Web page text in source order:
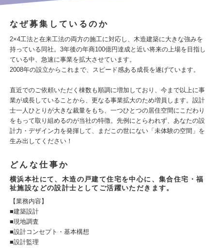
なぜ募集しているのか
2×4工法と在来工法の両方の施工に対応し、木造建築に大きな強みを
持っている同社。3年後の年商100億円達成と近い将来の上場を目指し
ている中、急速に事業を拡大させています。
2008年の設立からこれまで、スピード感ある成長を遂げています。
直近でのご依頼いただく棟数も順調に増加しており、今まで以上に事
業が成長していることから、更なる事業拡大のため増員します。設計
士一人ひとりが大きな裁量をもち、一つひとつの居住空間にこだわり
をもって取り組めるのが当社の特徴。先例にとらわれず、あなたの設
計力・デザイン力を発揮して、まだこの世にない「未体験の空間」を
生み出してください！
どんな仕事か
横浜本社にて、木造の戸建て住宅を中心に、集合住宅・福
祉施設などの設計士としてご活躍いただきます。
【業務内容】
■建築設計
■現地調査
■設計コンセプト・基本構想
■設計監理